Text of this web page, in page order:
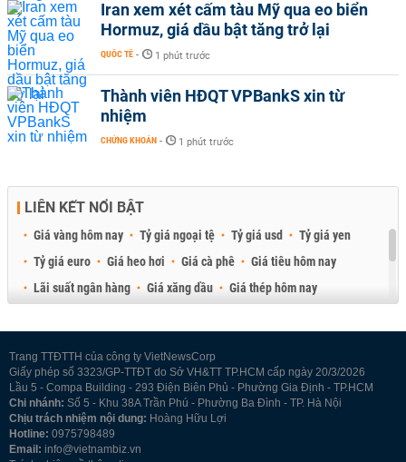
Iran xem xét cấm tàu Mỹ qua eo biển
Hormuz, giá dầu bật tăng trở lại
QUỐC TẾ - 1 phút trước
Thành viên HĐQT VPBankS xin từ
nhiệm
CHỨNG KHOÁN - 1 phút trước
LIÊN KẾT NỔI BẬT
Giá vàng hôm nay Tỷ giá ngoại tệ Tỷ giá usd
Tỷ giá yen
Tỷ giá euro
Giá heo hơi Giá cà phê
Giá tiêu hôm nay
Lãi suất ngân hàng
Giá xăng dầu
Giá thép hôm nay
Trang TTĐTTH của công ty VietNewsCorp
Giấy phép số 3323/GP-TTĐT do Sở VH&TT TP.HCM cấp ngày 20/3/2026
Lầu 5 - Compa Building - 293 Điện Biên Phủ - Phường Gia Định - TP.HCM
Chi nhánh: Số 5 - Khu 38A Trần Phú - Phường Ba Đình - TP. Hà Nội
Chịu trách nhiệm nội dung: Hoàng Hữu Lợi
Hotline: 0975798489
Email: info@vietnambiz.vn